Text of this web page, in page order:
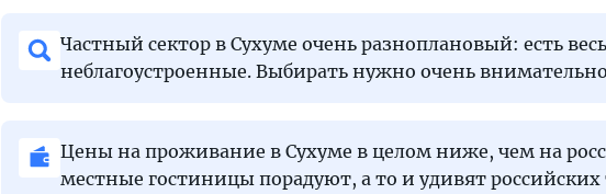
Частный сектор в Сухуме очень разноплановый: есть
неблагоустроенные. Выбирать нужно очень
Цены на проживание в Сухуме в целом ниже, чем на
местные гостиницы порадуют, а то и удивят